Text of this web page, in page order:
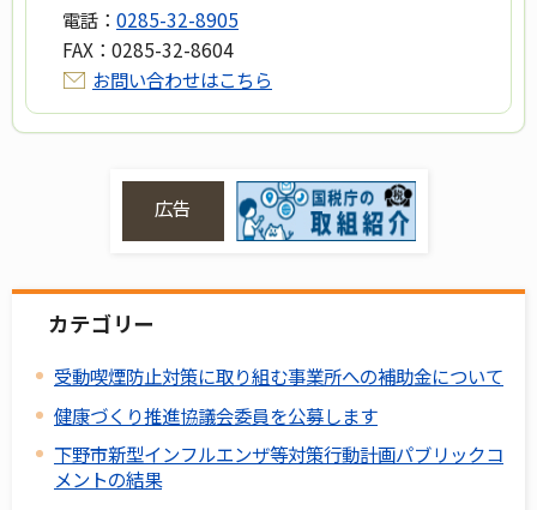
電話： 0285-32-8905
FAX： 0285-32-8604
お問い合わせはこちら
広告
カテゴリー
受動喫煙防止対策に取り組む事業所への補助金について
健康づくり推進協議会委員を公募します
下野市新型インフルエンザ等対策行動計画パブリックコ
メントの結果